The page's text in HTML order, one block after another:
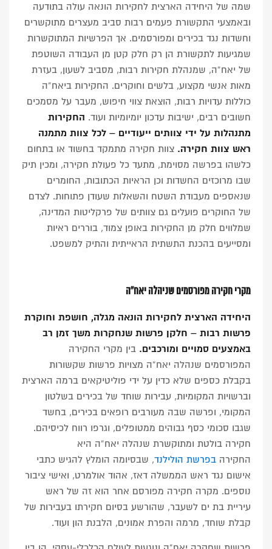
שמה של היחידה הארצית לחקירות הונאה עולה בתודעה
ובאמצעי התקשורת פעמים רבות סביב מעצרים מתוקשרים
וחשדות נגד בכירים ומפורסמים. אך הפרשיות המתוקשרות
שמגיעות לתקשורת הן רק חלק קטן מן העבודה השוטפת
של יאח”ה, שמנהלת חקירות רבות, מסביב לשעון, בעזרת
מאות אנשי מקצוע, בלשים וחוקרים. החקירות ביאח”ה
כוללות עדויות רבות, הוצאת צווי חיפוש, מעבר על מסמכים
חשובים רבים, ישיבות עדכון יומיומיות ועוד. החקירות
מתנהלות על ידי צוותים ייעודיים – לכל צוות מתמנה
ראש צוות חקירה. צוות חקירה מתמקד בחשוד או בתחום
כלשהו בפרשה מסוימת, מתעד כל פעולת חקירה, ומכין תיק
שבו מרוכזים החשדות וכן הראיות הכתובות, החומרים
שנאספים מעבודת השטח והשאלות שעודן פתוחות. לצדם
של החוקרים פועלים גם צוותים של פרקליטות המדינה,
שמלווים חלק מן החקירות באופן צמוד, בוררים ראיות
ומסייעים בהכנת התשתית הראייתית והתיק למשפט.
מקרי חקירה מפורסמים שניהלה יאח”ה
היחידה הארצית לחקירות הונאה מגלה, חושפת וחוקרת
פרשות רבות – חלקן פרשות שנחקרות משך זמן רב
באמצעים סמויים ומורכבים. בין מקרי החקירה
המפורסמים שנהלה יאח”ה מצויות פרשות שקשורות
בקבלת כספים שלא כדין על ידי פוליטיקאים ברמה הארצית
וברשויות המקומיות, עבירות שוחד של בכירים בשלטון
המקומי, ופרשה שבה מעורבים רופאים בכירים, בחשד
שגבו סכומי כסף גבוהים ממטופלים, וגרפו רווח לכיסיהם.
חקירה בולטת ומתוקשרת שנהלה יאח”ה היא
החקירה בפרשת הולילנד, שבסיומה הומלץ להגיש כתבי
אישום נגד ראש הממשלה דאז, אהוד אולמרט, ואישי ציבור
נוספים. מקרה חקירה מפורסם אחר הוא זה של ראש
עיריית בת ים לשעבר, שהורשע בסיום חקירתו בעבירות של
קבלת שוחד, מרמה והפרת אמונים, הלבנת הון ועוד.